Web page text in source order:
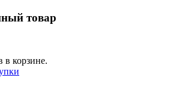
товар
в корзине.